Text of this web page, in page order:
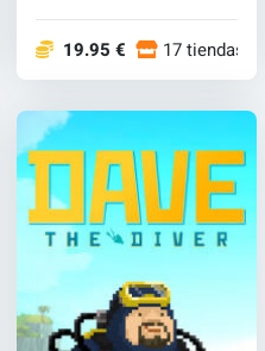
19.95 € 17 tiendas